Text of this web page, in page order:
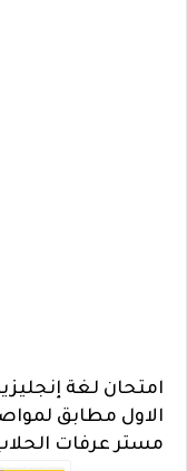
امتحان لغة
مستر عرفات